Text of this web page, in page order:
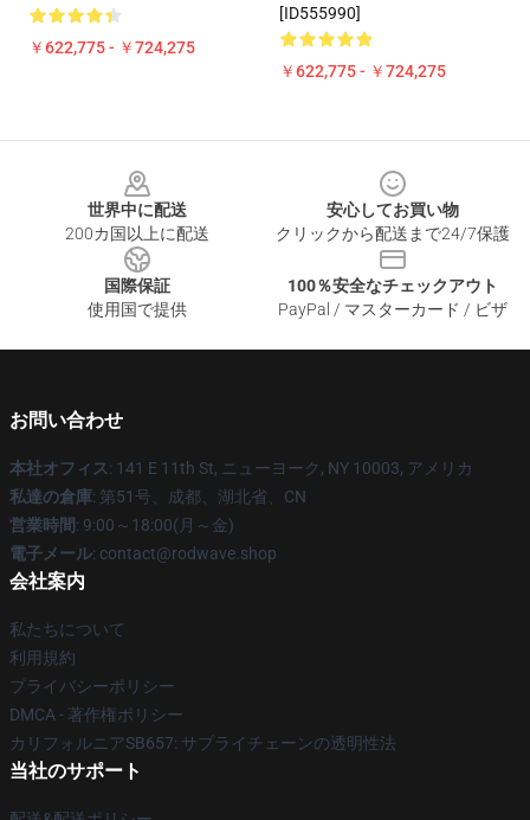
￥622,775 - ￥724,275
[ID555990]
￥622,775 - ￥724,275
世界中に配送
200カ国以上に配送
安心してお買い物
クリックから配送まで24/7保護
国際保証
使用国で提供
100％安全なチェックアウト
PayPal / マスターカード / ビザ
お問い合わせ
本社オフィス: 141 E 11th St, ニューヨーク, NY 10003, アメリカ
私達の倉庫: 第51号、成都、湖北省、CN
営業時間: 9:00～18:00(月～金)
電子メール: contact@rodwave.shop
会社案内
私たちについて
利用規約
プライバシーポリシー
DMCA - 著作権ポリシー
カリフォルニアSB657: サプライチェーンの透明性法
当社のサポート